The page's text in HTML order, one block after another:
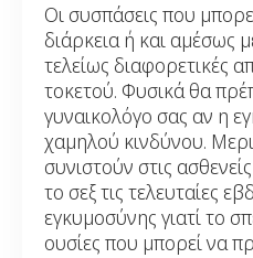
Οι συσπάσεις που
διάρκεια ή και αμέσως
τελείως διαφορετικές
τοκετού. Φυσικά θα
γυναικολόγο σας αν η
χαμηλού κινδύνου.
συνιστούν στις
το σεξ τις τελευταίες
εγκυμοσύνης γιατί το
ουσίες που μπορεί να